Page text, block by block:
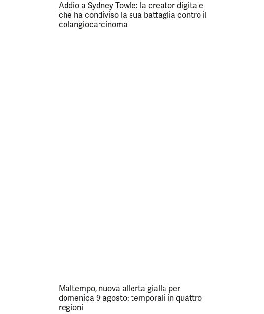
Addio a Sydney Towle: la creator digitale
che ha condiviso la sua battaglia contro il
colangiocarcinoma
Maltempo, nuova allerta gialla per
domenica 9 agosto: temporali in quattro
regioni